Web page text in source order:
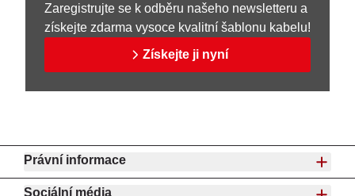
Zaregistrujte se k odběru našeho newsletteru a
získejte zdarma vysoce kvalitní šablonu kabelu!
Získejte ji nyní
Právní informace
Sociální média